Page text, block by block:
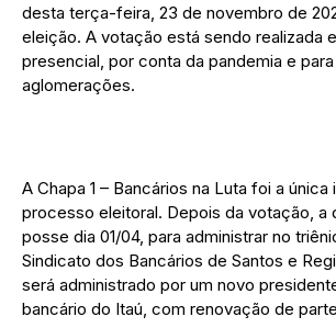
desta terça-feira, 23 de novembro de
eleição. A votação está sendo realizada
presencial, por conta da pandemia e
aglomerações.
A Chapa 1 – Bancários na Luta foi a única
processo eleitoral. Depois da votação, a
posse dia 01/04, para administrar no
Sindicato dos Bancários de Santos e
será administrado por um novo
bancário do Itaú, com renovação de